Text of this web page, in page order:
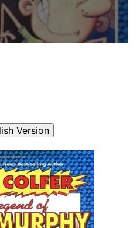
Version